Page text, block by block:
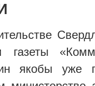
газеты
якобы уже